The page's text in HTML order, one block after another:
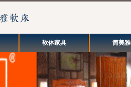
软体家具 简美